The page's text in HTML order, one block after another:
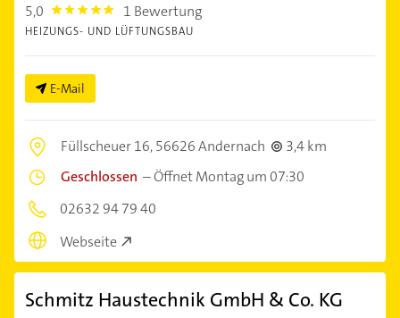
5,0 5.0 1 Bewertung
HEIZUNGS- UND LÜFTUNGSBAU
E-Mail
Füllscheuer 16,56626 Andernach
3,4 km
Geschlossen –Öffnet Montag um 07:30
02632 94 79 40
Webseite
Schmitz Haustechnik GmbH & Co. KG